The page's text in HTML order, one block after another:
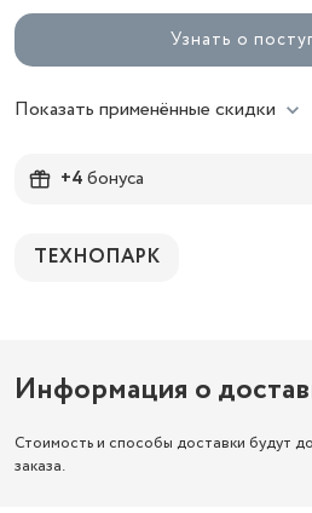
Узнать о
Показать применённые скидки
+4бонуса
ТЕХНОПАРК
Информация о
Стоимость и способы доставки будут
заказа.